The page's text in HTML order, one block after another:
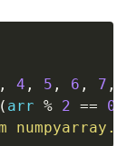
, 4 , 5 , 6 , 7 ,
( arr % 2 == 0